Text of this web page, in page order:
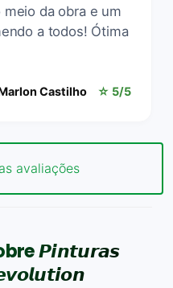
da obra e um
a todos! Ótima
Castilho ☆ 5/5
avaliações
𝙋𝙞𝙣𝙩𝙪𝙧𝙖𝙨